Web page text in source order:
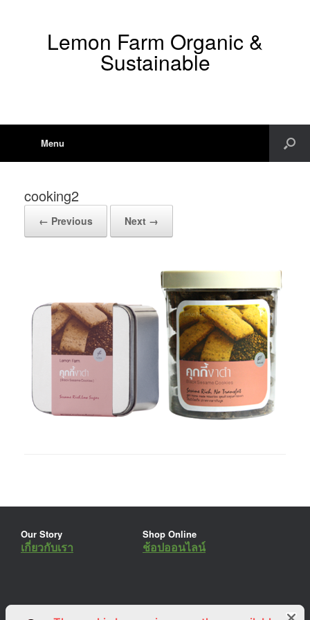
Lemon Farm Organic &
Sustainable
Menu
cooking2
← Previous Next →
Our Story
เกี่ยวกับเรา
Shop Online
ช้อปออนไลน์